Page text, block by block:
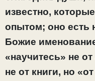
известно,
опытом; оно есть
Божие
«научитесь» не
не от книги, но